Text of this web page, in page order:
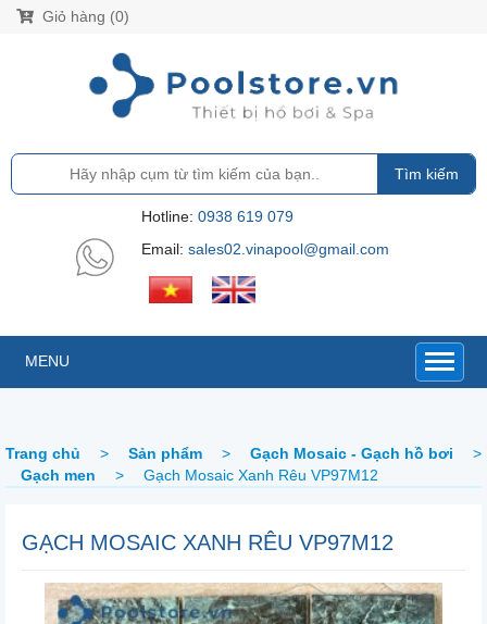
Giỏ hàng (0)
Tìm kiếm
Hotline: 0938 619 079
Email: sales02.vinapool@gmail.com
MENU
Trang chủ > Sản phẩm > Gạch Mosaic - Gạch hồ bơi
>
Gạch men
> Gạch Mosaic Xanh Rêu VP97M12
GẠCH MOSAIC XANH RÊU VP97M12